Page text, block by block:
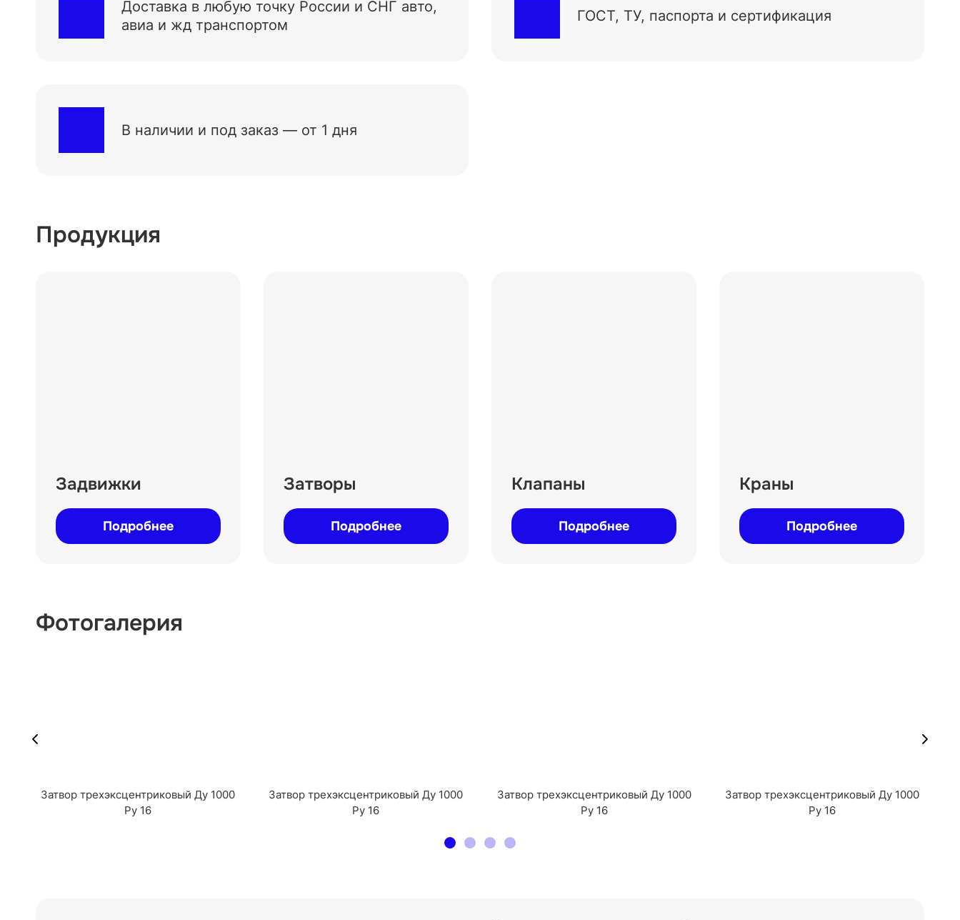
Доставка в любую точку России и СНГ авто,
авиа и жд транспортом
ГОСТ, ТУ, паспорта и сертификация
В наличии и под заказ — от 1 дня
Продукция
Задвижки
Подробнее
Затворы
Подробнее
Клапаны
Подробнее
Краны
Подробнее
Фотогалерия
Затвор трехэксцентриковый Ду 1000
Ру 16
Затвор трехэксцентриковый Ду 1000
Ру 16
Затвор трехэксцентриковый Ду 1000
Ру 16
Затвор трехэксцентриковый Ду 1000
Ру 16